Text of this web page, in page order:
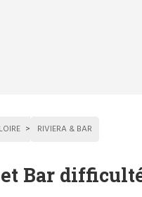
RIVIERA & BAR
Bar